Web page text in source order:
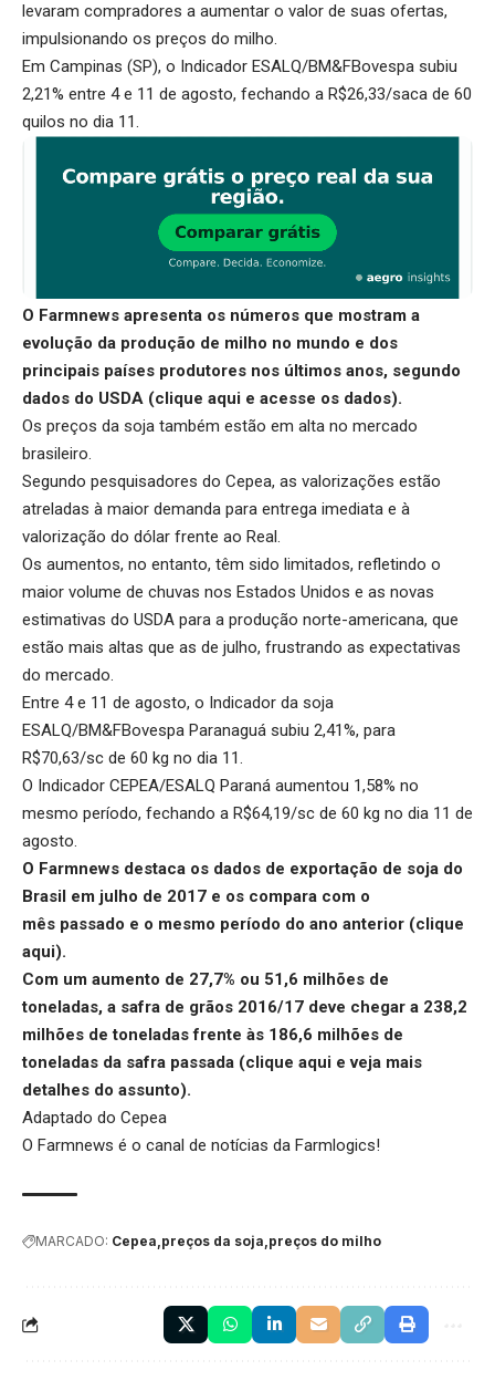
levaram compradores a aumentar o valor de suas ofertas,
impulsionando os preços do milho.
Em Campinas (SP), o Indicador ESALQ/BM&FBovespa subiu
2,21% entre 4 e 11 de agosto, fechando a R$26,33/saca de 60
quilos no dia 11.
O Farmnews apresenta os números que mostram a
evolução da produção de milho no mundo e dos
principais países produtores nos últimos anos, segundo
dados do USDA (clique aqui e acesse os dados).
Os preços da soja também estão em alta no mercado
brasileiro.
Segundo pesquisadores do Cepea, as valorizações estão
atreladas à maior demanda para entrega imediata e à
valorização do dólar frente ao Real.
Os aumentos, no entanto, têm sido limitados, refletindo o
maior volume de chuvas nos Estados Unidos e as novas
estimativas do USDA para a produção norte-americana, que
estão mais altas que as de julho, frustrando as expectativas
do mercado.
Entre 4 e 11 de agosto, o Indicador da soja
ESALQ/BM&FBovespa Paranaguá subiu 2,41%, para
R$70,63/sc de 60 kg no dia 11.
O Indicador CEPEA/ESALQ Paraná aumentou 1,58% no
mesmo período, fechando a R$64,19/sc de 60 kg no dia 11 de
agosto.
O Farmnews destaca os dados de exportação de soja do
Brasil em julho de 2017 e os compara com o
mês passado e o mesmo período do ano anterior (clique
aqui).
Com um aumento de 27,7% ou 51,6 milhões de
toneladas, a safra de grãos 2016/17 deve chegar a 238,2
milhões de toneladas frente às 186,6 milhões de
toneladas da safra passada (clique aqui e veja mais
detalhes do assunto).
Adaptado do Cepea
O Farmnews é o canal de notícias da Farmlogics!
MARCADO: Cepea preços da soja preços do milho